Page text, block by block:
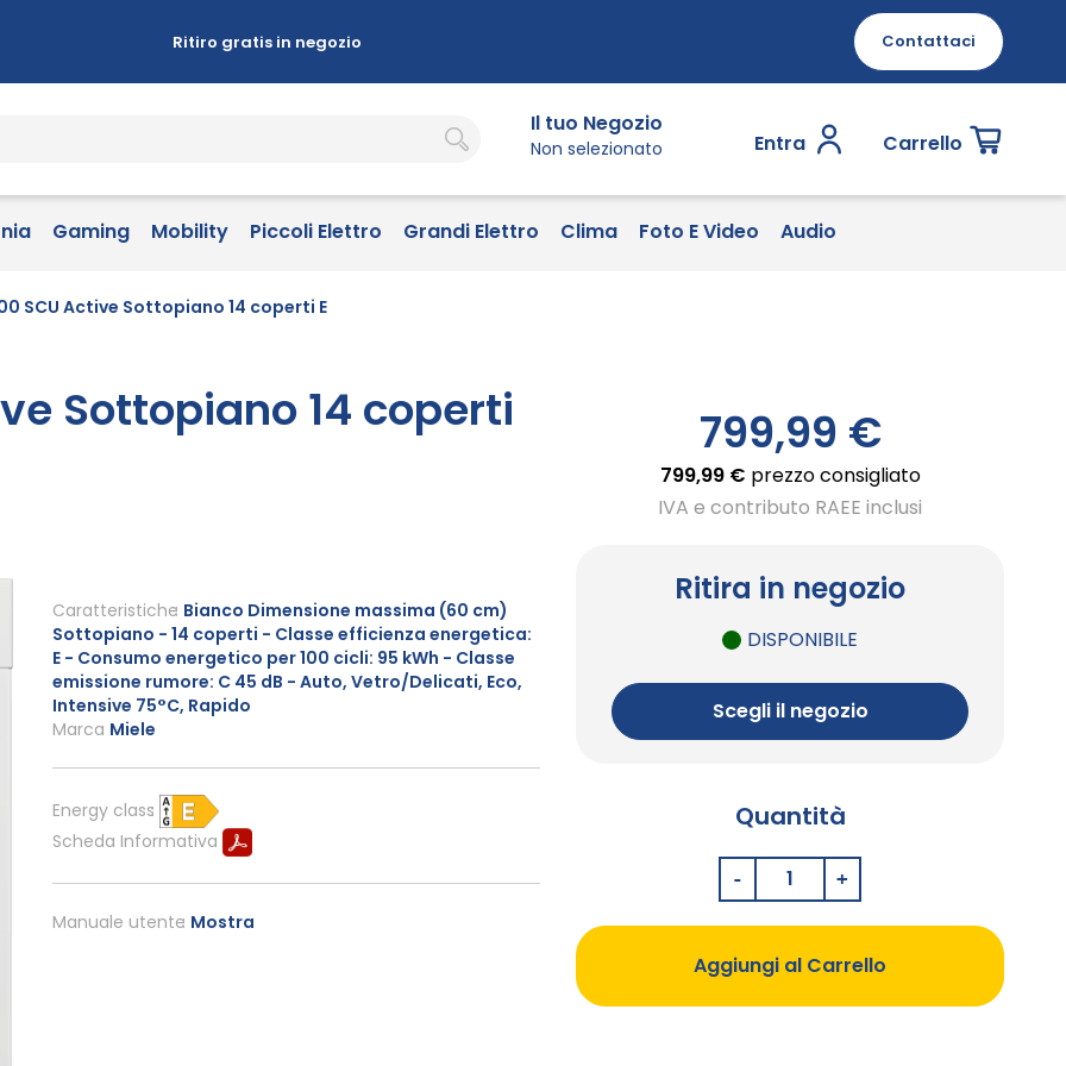
Ritiro gratis in negozio Contattaci
Il tuo Negozio
Non selezionato Entra Carrello
Gaming Mobility Piccoli Elettro Grandi Elettro Clima Foto E Video Audio
SCU Active Sottopiano 14 coperti E
Sottopiano 14 coperti
799,99 €
799,99 € prezzo consigliato
IVA e contributo RAEE inclusi
Ritira in negozio
DISPONIBILE
Scegli il negozio
Quantità
Aggiungi al Carrello
Marca Miele
Manuale utente Mostra
Caratteristiche Bianco Dimensione massima (60 cm)
Sottopiano - 14 coperti - Classe efficienza energetica:
E - Consumo energetico per 100 cicli: 95 kWh - Classe
emissione rumore: C 45 dB - Auto, Vetro/Delicati, Eco,
Intensive 75°C, Rapido
Energy class
Scheda Informativa